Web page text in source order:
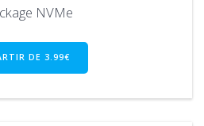
NVMe
DE 3.99€